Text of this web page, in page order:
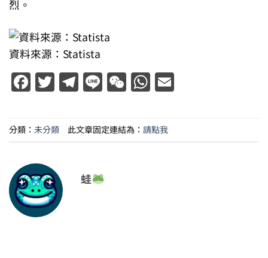
烈。
資料來源：Statista
Facebook
Twitter
Telegram
LineWeChatWhatsApp
分類： 未分類 此文章固定連結為： 請點我
蛙